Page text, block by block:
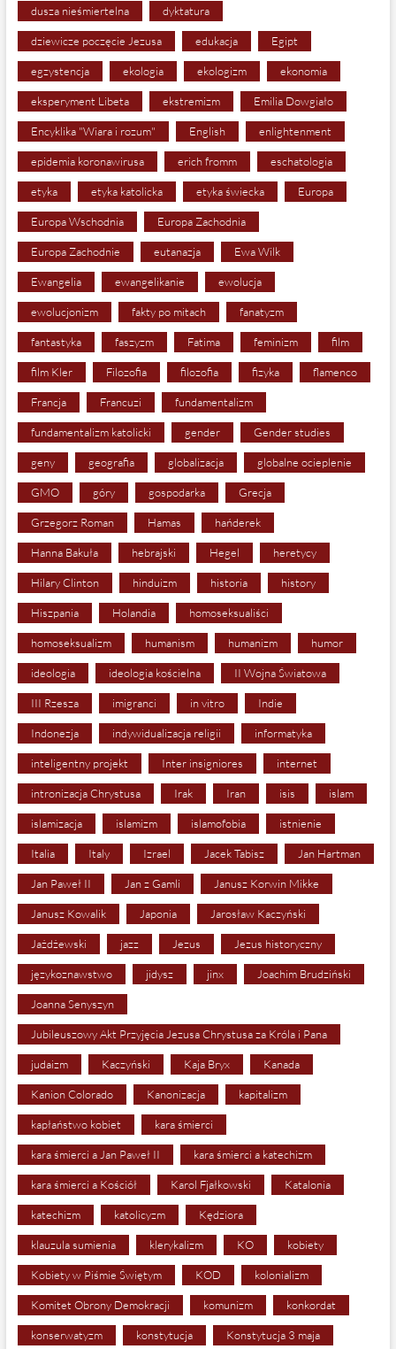
dusza nieśmiertelna dyktatura
dziewicze poczęcie Jezusa edukacja Egipt
egzystencja ekologia ekologizm ekonomia
eksperyment Libeta ekstremizm Emilia Dowgiało
Encyklika "Wiara i rozum" English enlightenment
epidemia koronawirusa erich fromm eschatologia
etyka etyka katolicka etyka świecka Europa
Europa Wschodnia Europa Zachodnia
Europa Zachodnie eutanazja Ewa Wilk
Ewangelia ewangelikanie ewolucja
ewolucjonizm fakty po mitach fanatyzm
fantastyka faszyzm Fatima feminizm film
film Kler Filozofia filozofia fizyka flamenco
Francja Francuzi fundamentalizm
fundamentalizm katolicki gender Gender studies
geny geografia globalizacja globalne ocieplenie
GMO góry gospodarka Grecja
Grzegorz Roman Hamas hańderek
Hanna Bakuła hebrajski Hegel heretycy
Hilary Clinton hinduizm historia history
Hiszpania Holandia homoseksualiści
homoseksualizm humanism humanizm humor
ideologia ideologia kościelna II Wojna Światowa
III Rzesza imigranci in vitro Indie
Indonezja indywidualizacja religii informatyka
inteligentny projekt Inter insigniores internet
intronizacja Chrystusa Irak Iran isis islam
islamizacja islamizm islamofobia istnienie
Italia Italy Izrael Jacek Tabisz Jan Hartman
Jan Paweł II Jan z Gamli Janusz Korwin Mikke
Janusz Kowalik Japonia Jarosław Kaczyński
Jażdżewski jazz Jezus Jezus historyczny
językoznawstwo jidysz jinx Joachim Brudziński
Joanna Senyszyn
Jubileuszowy Akt Przyjęcia Jezusa Chrystusa za Króla i Pana
judaizm Kaczyński Kaja Bryx Kanada
Kanion Colorado Kanonizacja kapitalizm
kapłaństwo kobiet kara śmierci
kara śmierci a Jan Paweł II kara śmierci a katechizm
kara śmierci a Kościół Karol Fjałkowski Katalonia
katechizm katolicyzm Kędziora
klauzula sumienia klerykalizm KO kobiety
Kobiety w Piśmie Świętym KOD kolonializm
Komitet Obrony Demokracji komunizm konkordat
konserwatyzm konstytucja Konstytucja 3 maja